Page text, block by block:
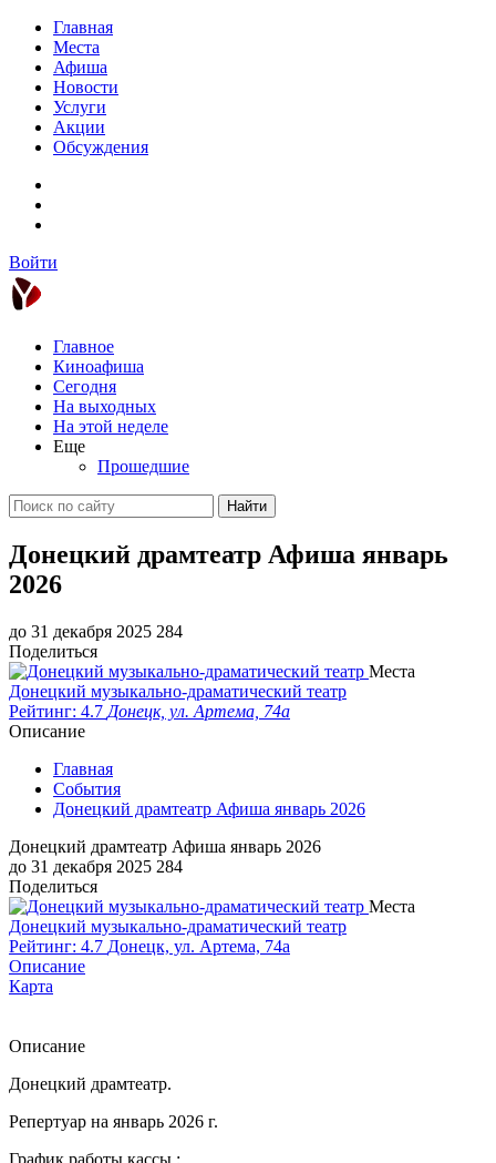
Главная
Места
Афиша
Новости
Услуги
Акции
Обсуждения
Войти
Главное
Киноафиша
Сегодня
На выходных
На этой неделе
Еще
Прошедшие
Найти
​Донецкий драмтеатр Афиша январь
2026
до 31 декабря 2025 284
Поделиться
Места
Донецкий музыкально-драматический театр
Рейтинг: 4.7 Донецк, ул. Артема, 74а
Описание
Главная
События
​Донецкий драмтеатр Афиша январь 2026
​Донецкий драмтеатр Афиша январь 2026
до 31 декабря 2025 284
Поделиться
Места
Донецкий музыкально-драматический театр
Рейтинг: 4.7 Донецк, ул. Артема, 74а
Описание
Карта
Описание
Донецкий драмтеатр.
Репертуар на январь 2026 г.
График работы кассы :